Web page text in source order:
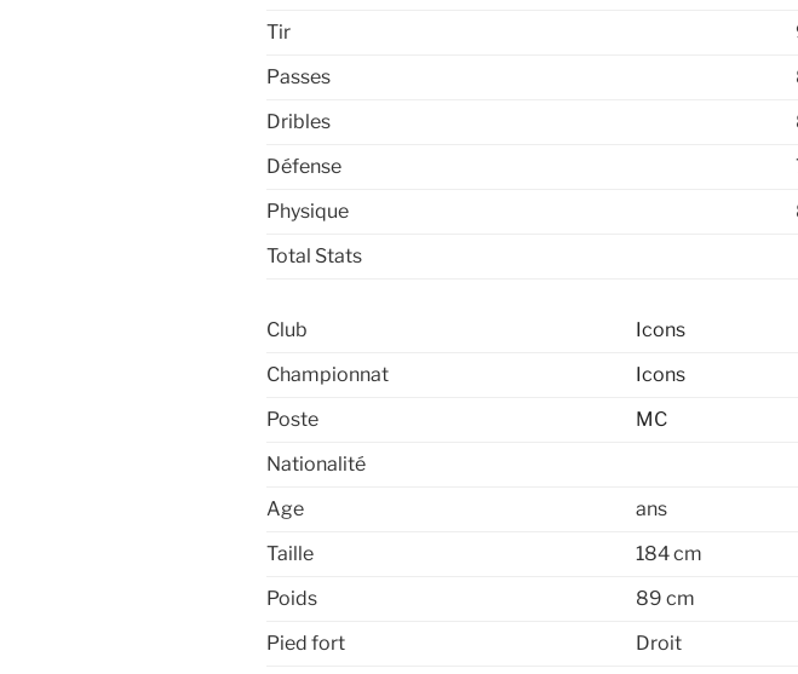
Tir
Passes
Dribles
Défense
Physique
Total Stats
Club
Icons
Championnat
Icons
Poste
MC
Nationalité
Age
ans
Taille
184 cm
Poids
89 cm
Pied fort
Droit